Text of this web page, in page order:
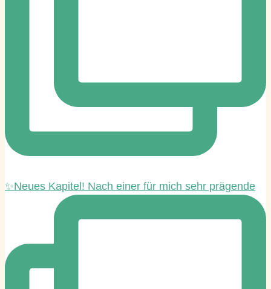
✨Neues Kapitel! Nach einer für mich sehr prägende